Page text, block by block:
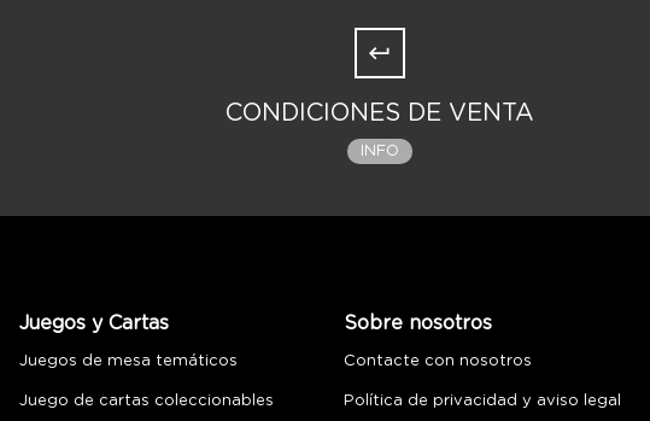
CONDICIONES DE VENTA
INFO
Juegos y Cartas
Juegos de mesa temáticos
Juego de cartas coleccionables
Sobre nosotros
Contacte con nosotros
Política de privacidad y aviso legal